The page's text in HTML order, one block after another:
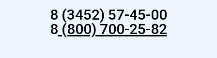
8 (3452) 57-45-00
8 (800) 700-25-82